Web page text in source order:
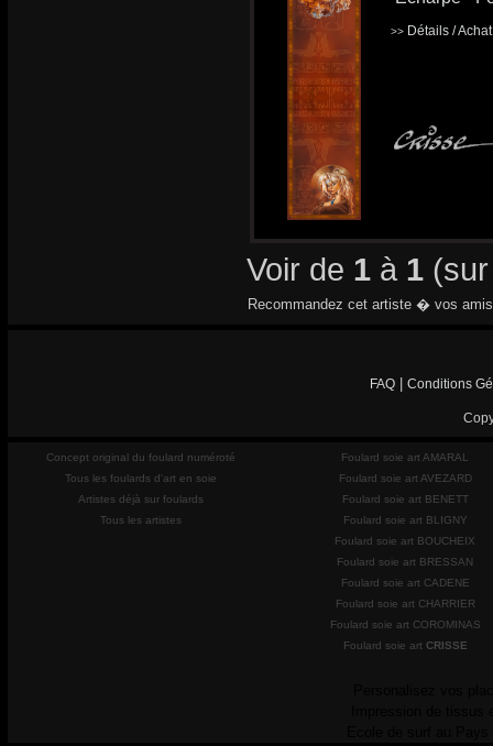
>> Détails /
Voir de 1 à 1
Recommandez cet artiste � vos
FAQ Conditions
Concept original du foulard numéroté
Tous les foulards d'art en soie
Artistes déjà sur foulards
Tous les artistes
Foulard soie art AMARAL
Foulard soie art AVEZARD
Foulard soie art BENETT
Foulard soie art BLIGNY
Foulard soie art BOUCHEIX
Foulard soie art BRESSAN
Foulard soie art CADENE
Foulard soie art CHARRIER
Foulard soie art COROMINAS
Foulard soie art CRISSE